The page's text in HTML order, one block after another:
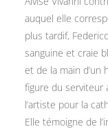
auquel elle
plus tardif,
sanguine et craie
et de la main
figure du serviteur
l’artiste pour la
Elle témoigne de